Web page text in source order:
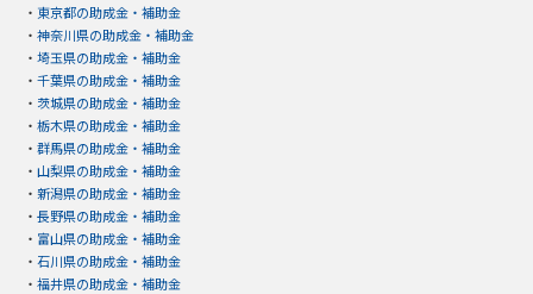
・ 東京都の助成金・補助金
・ 神奈川県の助成金・補助金
・ 埼玉県の助成金・補助金
・ 千葉県の助成金・補助金
・ 茨城県の助成金・補助金
・ 栃木県の助成金・補助金
・ 群馬県の助成金・補助金
・ 山梨県の助成金・補助金
・ 新潟県の助成金・補助金
・ 長野県の助成金・補助金
・ 富山県の助成金・補助金
・ 石川県の助成金・補助金
・ 福井県の助成金・補助金